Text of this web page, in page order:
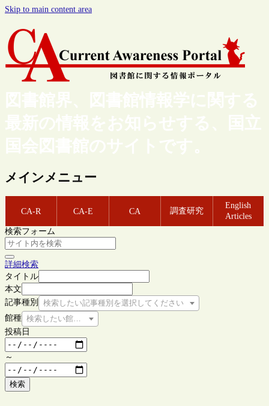
Skip to main content area
図書館界、図書館情報学に関する
最新の情報をお知らせする、国立
国会図書館のサイトです。
メインメニュー
CA-R CA-E CA 調査研究
English
Articles
検索フォーム
詳細検索
タイトル
本文
記事種別
検索したい記事種別を選択してください
館種 検索したい館種を選択してください
投稿日
～
検索